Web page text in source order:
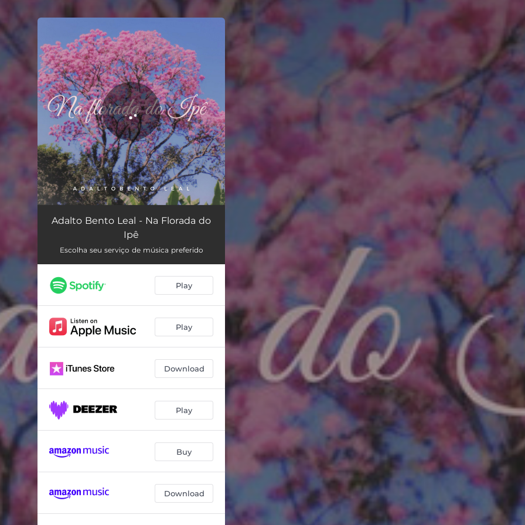
You're all set!
Na Florada do Ipê 04:08
Adalto Bento Leal - Na Florada do
Ipê
Escolha seu serviço de música preferido
Play
Play
Download
Play
Buy
Download